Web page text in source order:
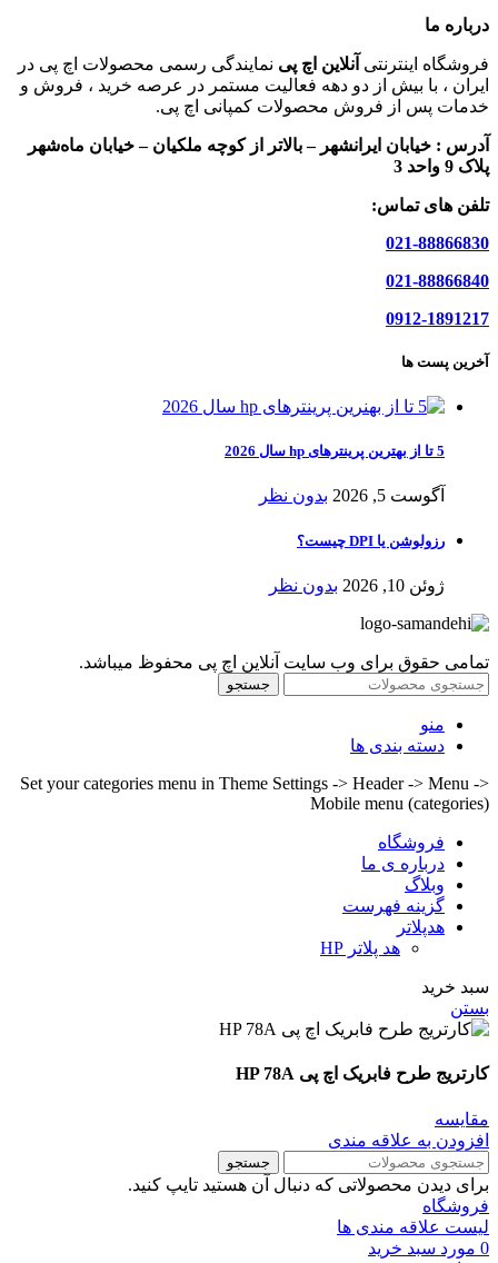
درباره ما
فروشگاه اینترنتی آنلاین اچ پی نمایندگی رسمی محصولات اچ پی در
ایران ، با بیش از دو دهه فعالیت مستمر در عرصه خرید ، فروش و
خدمات پس از فروش محصولات کمپانی اچ پی.
آدرس : خیابان ایرانشهر – بالاتر از کوچه ملکیان – خیابان ماه‌شهر
پلاک 9 واحد 3
تلفن های تماس:
021-88866830
021-88866840
0912-1891217
آخرین پست ها
5 تا از بهترین پرینترهای hp سال 2026
آگوست 5, 2026 بدون نظر
رزولوشن یا DPI چیست؟
ژوئن 10, 2026 بدون نظر
تمامی حقوق برای وب سایت آنلاین اچ پی محفوظ میباشد.
جستجو
منو
دسته بندی ها
Set your categories menu in Theme Settings -> Header -> Menu ->
Mobile menu (categories)
فروشگاه
درباره ی ما
وبلاگ
گزینه فهرست
هدپلاتر
هد پلاتر HP
سبد خرید
بستن
کارتریج طرح فابریک اچ پی HP 78A
مقايسه
افزودن به علاقه مندی
جستجو
برای دیدن محصولاتی که دنبال آن هستید تایپ کنید.
فروشگاه
لیست علاقه مندی ها
0 مورد سبد خرید